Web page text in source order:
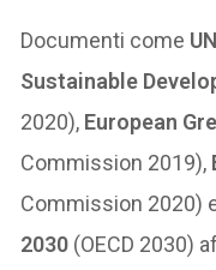
Documenti come
Sustainable
2020), European
Commission 2019),
Commission 2020)
2030 (OECD 2030)